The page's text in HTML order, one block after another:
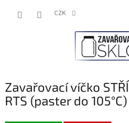
CZK
Zavařovací víčko
RTS (paster do 105°C)